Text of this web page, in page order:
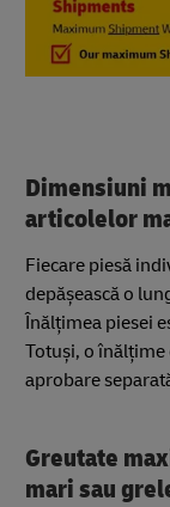
Dimensiuni
articolelor
Fiecare piesă
depășească o
Înălțimea piesei
Totuși, o înălțime
aprobare
Greutate
mari sau